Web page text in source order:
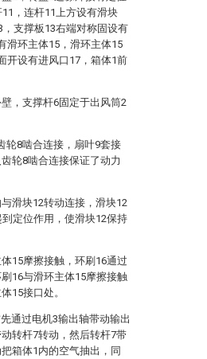
，连杆11上方设有滑块
支撑板13右端对称固设有
滑环主体15，滑环主体15
开设有进风口17，箱体1前
，支撑杆6固定于出风筒2
轮8啮合连接，扇叶9套接
轮8啮合连接保证了动力
滑块12转动连接，滑块12
定位作用，使滑块12保持
15摩擦接触，环刷16通过
16与滑环主体15摩擦接触
15接口处。
通过电机3输出轴带动输出
转杆7转动，然后转杆7带
箱体1内的空气抽出，同